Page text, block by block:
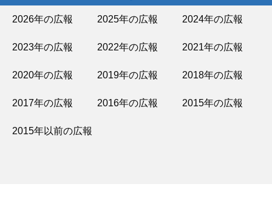
2026年の広報 2025年の広報 2024年の広報
2023年の広報 2022年の広報 2021年の広報
2020年の広報 2019年の広報 2018年の広報
2017年の広報 2016年の広報 2015年の広報
2015年以前の広報